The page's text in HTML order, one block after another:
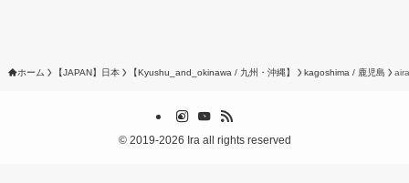
ホーム 【JAPAN】日本 【Kyushu_and_okinawa / 九州・沖縄】 kagoshima / 鹿児島
©2019-2026 Ira all rights reserved